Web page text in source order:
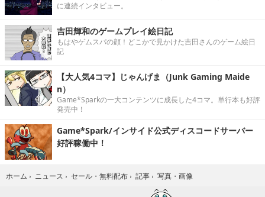
に連続インタビュー。
吉田輝和のゲームプレイ絵日記
もはやゲムスパの顔！どこかで見かけた吉田さんのゲーム絵日
記
【大人気4コマ】じゃんげま（Junk Gaming Maide
n）
Game*Sparkの一大コンテンツに成長した4コマ。単行本も好評
発売中！
Game*Spark/インサイド公式ディスコードサーバー
好評稼働中！
ホーム › ニュース › セール・無料配布 › 記事 › 写真・画像